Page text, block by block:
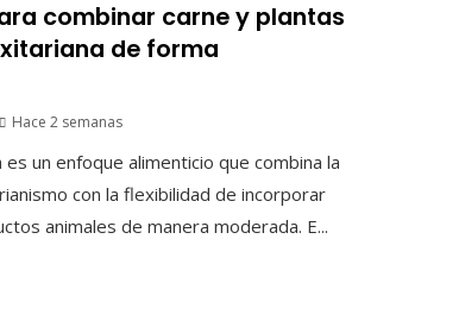
combinar carne y plantas
de forma
Hace 2 semanas
un enfoque alimenticio que combina la
con la flexibilidad de incorporar
animales de manera moderada. E...